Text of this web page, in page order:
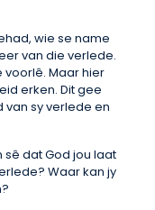
wie se name
van die verlede.
Maar hier
erken. Dit gee
sy verlede en
sê dat God jou laat
Waar kan jy